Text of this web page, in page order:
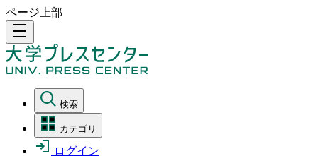
ページ上部
density_medium
検索
カテゴリ
ログイン